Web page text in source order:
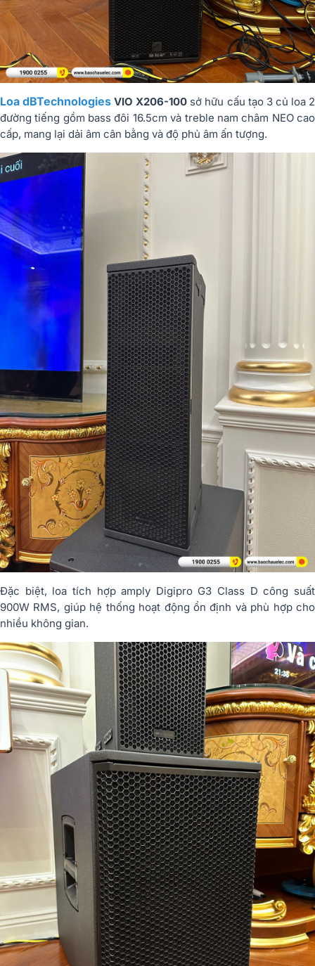
Loa dBTechnologies VIO X206-100 sở hữu cấu tạo 3 củ loa 2
đường tiếng gồm bass đôi 16.5cm và treble nam châm NEO cao
cấp, mang lại dải âm cân bằng và độ phủ âm ấn tượng.
Đặc biệt, loa tích hợp amply Digipro G3 Class D công suất
900W RMS, giúp hệ thống hoạt động ổn định và phù hợp cho
nhiều không gian.